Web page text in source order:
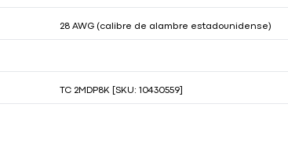
28 AWG (calibre de alambre estadounidense)
TC 2MDP8K [SKU: 10430559]